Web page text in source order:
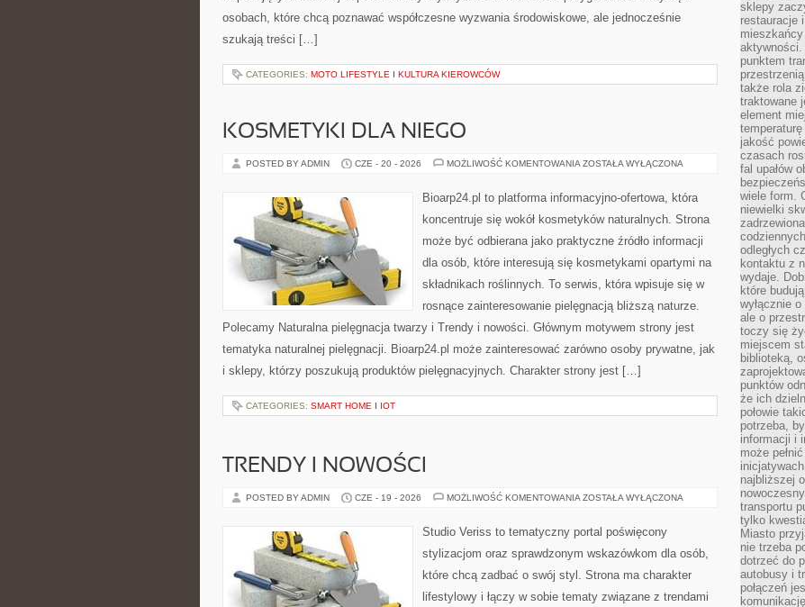
osobach, które chcą poznawać współczesne wyzwania środowiskowe, ale jednocześnie
szukają treści […]
CATEGORIES: MOTO LIFESTYLE I KULTURA KIEROWCÓW
KOSMETYKI DLA NIEGO
POSTED BY ADMIN CZE - 20 - 2026 MOŻLIWOŚĆ KOMENTOWANIA KOSMETYKI
ZOSTAŁA WYŁĄCZONA
Bioarp24.pl to platforma informacyjno-ofertowa, która
koncentruje się wokół kosmetyków naturalnych. Strona
może być odbierana jako praktyczne źródło informacji
dla osób, które interesują się kosmetykami opartymi na
składnikach roślinnych. To serwis, która wpisuje się w
rosnące zainteresowanie pielęgnacją bliższą naturze.
Polecamy Naturalna pielęgnacja twarzy i Trendy i nowości. Głównym motywem strony jest
tematyka naturalnej pielęgnacji. Bioarp24.pl może zainteresować zarówno osoby prywatne, jak
i sklepy, którzy poszukują produktów pielęgnacyjnych. Charakter strony jest […]
CATEGORIES: SMART HOME I IOT
TRENDY I NOWOŚCI
POSTED BY ADMIN CZE - 19 - 2026 MOŻLIWOŚĆ KOMENTOWANIA TRENDY
ZOSTAŁA WYŁĄCZONA
Studio Veriss to tematyczny portal poświęcony
stylizacjom oraz sprawdzonym wskazówkom dla osób,
które chcą zadbać o swój styl. Strona ma charakter
lifestylowy i łączy w sobie tematy związane z trendami
sklepy
restauracje
aktywności.
punktem
także rola
traktowane
element
jakość
czasach
fal upałów
wiele form.
niewielki
odległych
kontaktu z
wydaje.
które
wyłącznie
ale o
toczy się
miejscem
biblioteką,
punktów
że ich
połowie
potrzeba,
informacji i
może
najbliższej
transportu
tylko
Miasto
nie trzeba
dotrzeć do
autobusy i
połączeń